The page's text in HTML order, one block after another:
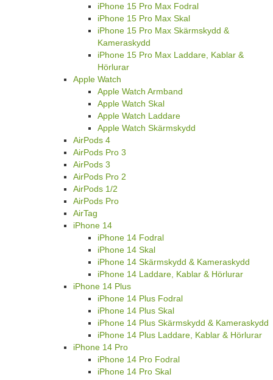
iPhone 15 Pro Max Fodral
iPhone 15 Pro Max Skal
iPhone 15 Pro Max Skärmskydd &
Kameraskydd
iPhone 15 Pro Max Laddare, Kablar &
Hörlurar
Apple Watch
Apple Watch Armband
Apple Watch Skal
Apple Watch Laddare
Apple Watch Skärmskydd
AirPods 4
AirPods Pro 3
AirPods 3
AirPods Pro 2
AirPods 1/2
AirPods Pro
AirTag
iPhone 14
iPhone 14 Fodral
iPhone 14 Skal
iPhone 14 Skärmskydd & Kameraskydd
iPhone 14 Laddare, Kablar & Hörlurar
iPhone 14 Plus
iPhone 14 Plus Fodral
iPhone 14 Plus Skal
iPhone 14 Plus Skärmskydd & Kameraskydd
iPhone 14 Plus Laddare, Kablar & Hörlurar
iPhone 14 Pro
iPhone 14 Pro Fodral
iPhone 14 Pro Skal